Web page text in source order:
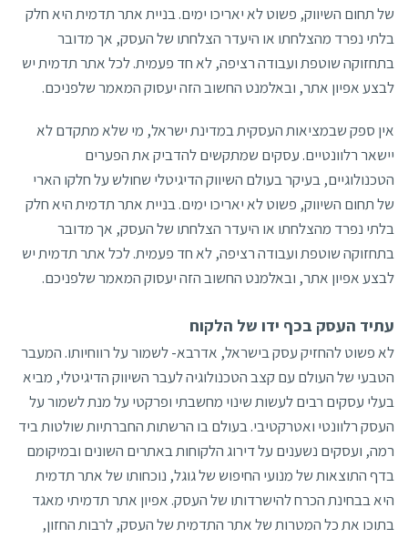
של תחום השיווק, פשוט לא יאריכו ימים. בניית אתר תדמית היא חלק
בלתי נפרד מהצלחתו או היעדר הצלחתו של העסק, אך מדובר
בתחזוקה שוטפת ועבודה רציפה, לא חד פעמית. לכל אתר תדמית יש
לבצע אפיון אתר, ובאלמנט החשוב הזה יעסוק המאמר שלפניכם.
אין ספק שבמציאות העסקית במדינת ישראל, מי שלא מתקדם לא
יישאר רלוונטיים. עסקים שמתקשים להדביק את הפערים
הטכנולוגיים, בעיקר בעולם השיווק הדיגיטלי שחולש על חלקו הארי
של תחום השיווק, פשוט לא יאריכו ימים. בניית אתר תדמית היא חלק
בלתי נפרד מהצלחתו או היעדר הצלחתו של העסק, אך מדובר
בתחזוקה שוטפת ועבודה רציפה, לא חד פעמית. לכל אתר תדמית יש
לבצע אפיון אתר, ובאלמנט החשוב הזה יעסוק המאמר שלפניכם.
עתיד העסק בכף ידו של הלקוח
לא פשוט להחזיק עסק בישראל, אדרבא- לשמור על רווחיותו. המעבר
הטבעי של העולם עם קצב הטכנולוגיה לעבר השיווק הדיגיטלי, מביא
בעלי עסקים רבים לעשות שינוי מחשבתי ופרקטי על מנת לשמור על
העסק רלוונטי ואטרקטיבי. בעולם בו הרשתות החברתיות שולטות ביד
רמה, ועסקים נשענים על דירוג הלקוחות באתרים השונים ובמיקומם
בדף התוצאות של מנועי החיפוש של גוגל, נוכחותו של אתר תדמית
היא בבחינת הכרח להישרדותו של העסק. אפיון אתר תדמיתי מאגד
בתוכו את כל המטרות של אתר התדמית של העסק, לרבות החזון,